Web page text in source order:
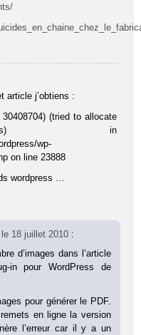
article j’obtiens :
(tried to allocate
in
wp-
on line 23888
wordpress …
le 18 juillet 2010 :
d’images dans l’article
in pour WordPress de
pour générer le PDF.
en ligne la version
l’erreur car il y a un